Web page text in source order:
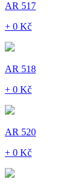
AR 517
+ 0 Kč
AR 518
+ 0 Kč
AR 520
+ 0 Kč